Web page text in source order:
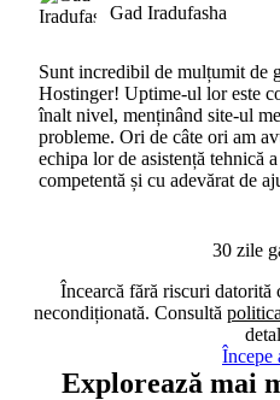
Gad Iradufasha
Sunt incredibil de mulțumit de
Hostinger! Uptime-ul lor este
înalt nivel, menținând site-ul
probleme. Ori de câte ori am
echipa lor de asistență tehnică
competentă și cu adevărat de
30 zile
Încearcă fără riscuri datorită
necondiționată. Consultă
Începe
Explorează mai